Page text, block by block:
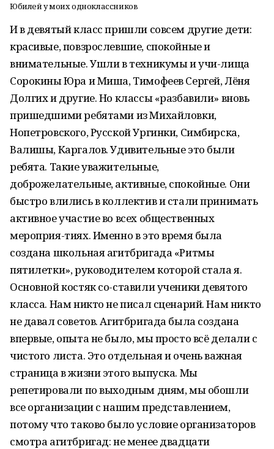
Юбилей у моих одноклассников
И в девятый класс пришли совсем другие дети:
красивые, повзрослевшие, спокойные и
внимательные. Ушли в техникумы и учи-лища
Сорокины Юра и Миша, Тимофеев Сергей, Лёня
Долгих и другие. Но классы «разбавили» вновь
пришедшими ребятами из Михайловки,
Нопетровского, Русской Ургинки, Симбирска,
Валишы, Каргалов. Удивительные это были
ребята. Такие уважительные,
доброжелательные, активные, спокойные. Они
быстро влились в коллектив и стали принимать
активное участие во всех общественных
мероприя-тиях. Именно в это время была
создана школьная агитбригада «Ритмы
пятилетки», руководителем которой стала я.
Основной костяк со-ставили ученики девятого
класса. Нам никто не писал сценарий. Нам никто
не давал советов. Агитбригада была создана
впервые, опыта не было, мы просто всё делали с
чистого листа. Это отдельная и очень важная
страница в жизни этого выпуска. Мы
репетировали по выходным дням, мы обошли
все организации с нашим представлением,
потому что таково было условие организаторов
смотра агитбригад: не менее двадцати